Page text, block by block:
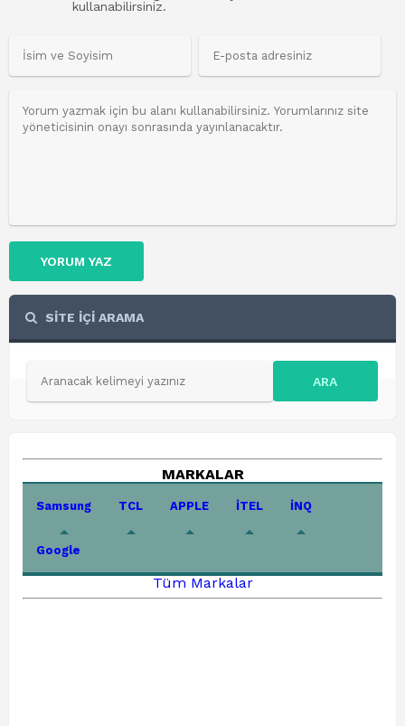
kullanabilirsiniz.
YORUM YAZ
SİTE İÇİ ARAMA
ARA
MARKALAR
Samsung TCL APPLE İTEL İNQ
Google
Tüm Markalar